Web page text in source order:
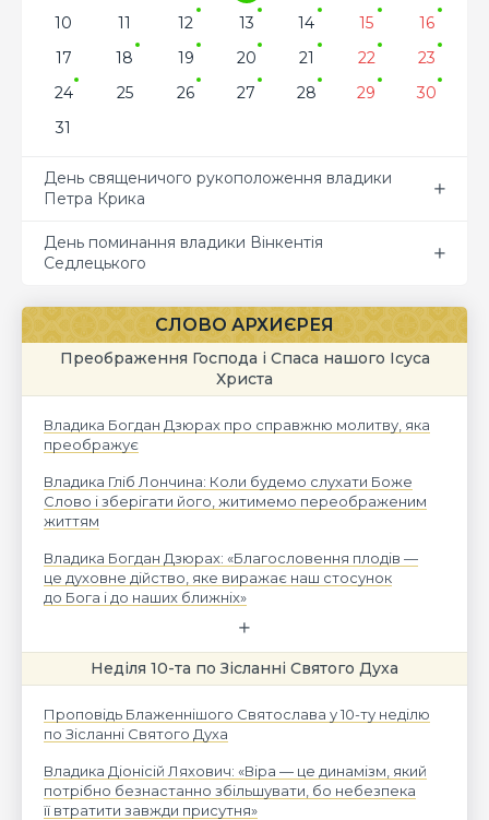
10
11 12 13 14 15
16
17
18 19 20 21 22
23
24
25 26 27 28 29
30
31
День священичого рукоположення владики
Петра Крика
День поминання владики Вінкентія
Седлецького
СЛОВО АРХИЄРЕЯ
Преображення Господа і Спаса нашого Ісуса
Христа
Владика Богдан Дзюрах про справжню молитву, яка
преображує
Владика Гліб Лончина: Коли будемо слухати Боже
Слово і зберігати його, житимемо переображеним
життям
Владика Богдан Дзюрах: «Благословення плодів —
це духовне дійство, яке виражає наш стосунок
до Бога і до наших ближніх»
Неділя 10-та по Зісланні Святого Духа
Проповідь Блаженнішого Святослава у 10-ту неділю
по Зісланні Святого Духа
Владика Діонісій Ляхович: «Віра — це динамізм, який
потрібно безнастанно збільшувати, бо небезпека
її втратити завжди присутня»